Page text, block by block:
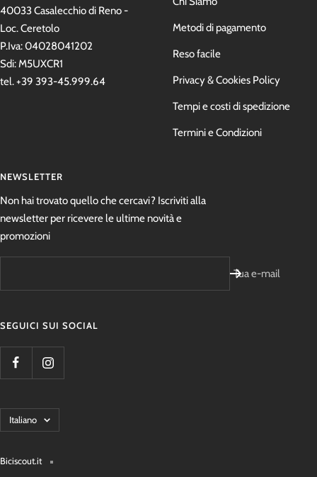
40033 Casalecchio di Reno -
Loc. Ceretolo
P.Iva: 04028041202
Sdi: M5UXCR1
tel. +39 393-45.999.64
Metodi di pagamento
Reso facile
Privacy & Cookies Policy
Tempi e costi di spedizione
Termini e Condizioni
NEWSLETTER
Non hai trovato quello che cercavi? Iscriviti alla
newsletter per ricevere le ultime novità e
promozioni
Tua e-mail
SEGUICI SUI SOCIAL
Lingua
Italiano
Biciscout.it